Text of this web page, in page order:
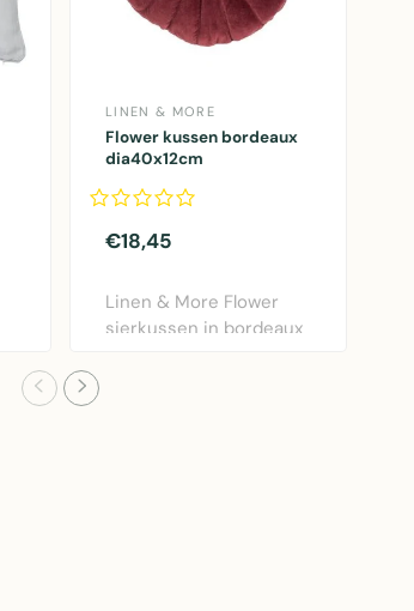
LINEN & MORE
Flower kussen bordeaux
dia40x12cm
€18,45
Linen & More Flower
sierkussen in bordeaux